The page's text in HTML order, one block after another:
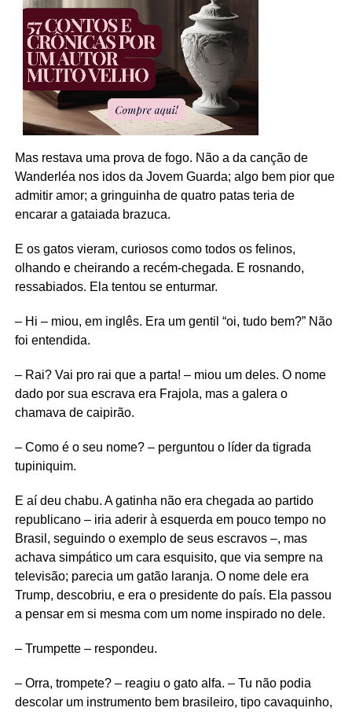
Mas restava uma prova de fogo. Não a da canção de
Wanderléa nos idos da Jovem Guarda; algo bem pior que
admitir amor; a gringuinha de quatro patas teria de
encarar a gataiada brazuca.
E os gatos vieram, curiosos como todos os felinos,
olhando e cheirando a recém-chegada. E rosnando,
ressabiados. Ela tentou se enturmar.
– Hi – miou, em inglês. Era um gentil “oi, tudo bem?” Não
foi entendida.
– Rai? Vai pro rai que a parta! – miou um deles. O nome
dado por sua escrava era Frajola, mas a galera o
chamava de caipirão.
– Como é o seu nome? – perguntou o líder da tigrada
tupiniquim.
E aí deu chabu. A gatinha não era chegada ao partido
republicano – iria aderir à esquerda em pouco tempo no
Brasil, seguindo o exemplo de seus escravos –, mas
achava simpático um cara esquisito, que via sempre na
televisão; parecia um gatão laranja. O nome dele era
Trump, descobriu, e era o presidente do país. Ela passou
a pensar em si mesma com um nome inspirado no dele.
– Trumpette – respondeu.
– Orra, trompete? – reagiu o gato alfa. – Tu não podia
descolar um instrumento bem brasileiro, tipo cavaquinho,